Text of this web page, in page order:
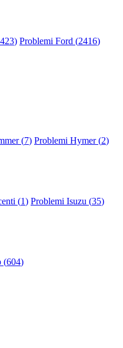
) Problemi Ford (2416)
(7) Problemi Hymer (2)
(1) Problemi Isuzu (35)
(604)